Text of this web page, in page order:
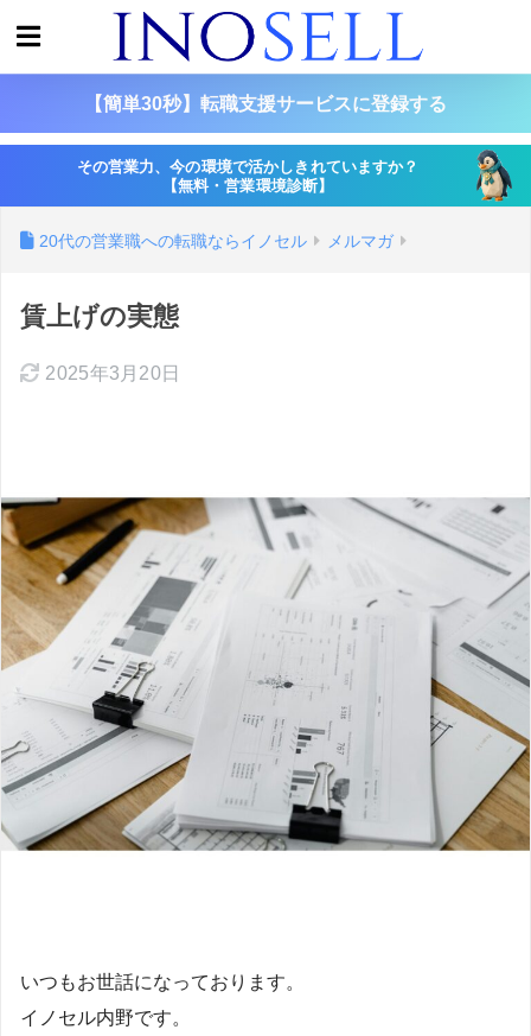
【簡単30秒】転職支援サービスに登録する
その営業力、今の環境で活かしきれていますか？
【無料・営業環境診断】
20代の営業職への転職ならイノセル メルマガ
賃上げの実態
2025年3月20日
いつもお世話になっております。
イノセル内野です。